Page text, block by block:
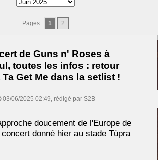
Pages : 1 2
de Guns n' Roses à
toutes les infos : retour
Get Me dans la setlist !
03/06/2025 02:49, rédigé par S2B
doucement de l'Europe de
donné hier au stade Tüpra